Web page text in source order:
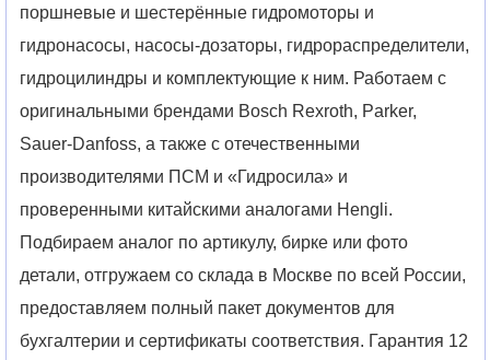
поршневые и шестерённые гидромоторы и
гидронасосы, насосы-дозаторы, гидрораспределители,
гидроцилиндры и комплектующие к ним. Работаем с
оригинальными брендами Bosch Rexroth, Parker,
Sauer-Danfoss, а также с отечественными
производителями ПСМ и «Гидросила» и
проверенными китайскими аналогами Hengli.
Подбираем аналог по артикулу, бирке или фото
детали, отгружаем со склада в Москве по всей России,
предоставляем полный пакет документов для
бухгалтерии и сертификаты соответствия. Гарантия 12